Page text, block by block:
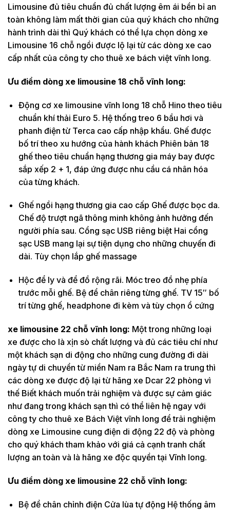
Limousine đủ tiêu chuẩn đủ chất lượng êm ái bền bỉ an
toàn không làm mất thời gian của quý khách cho những
hành trình dài thì Quý khách có thể lựa chọn dòng xe
Limousine 16 chỗ ngồi được lộ lại từ các dòng xe cao
cấp nhất của công ty cho thuê xe bách việt vĩnh long.
Ưu điểm dòng xe limousine 18 chỗ vĩnh long:
Động cơ xe limousine vĩnh long 18 chỗ Hino theo tiêu
chuẩn khí thải Euro 5. Hệ thống treo 6 bầu hơi và
phanh điện từ Terca cao cấp nhập khẩu. Ghế được
bố trí theo xu hướng của hành khách Phiên bản 18
ghế theo tiêu chuẩn hạng thương gia máy bay được
sắp xếp 2 + 1, đáp ứng được nhu cầu cá nhân hóa
của từng khách.
Ghế ngồi hạng thương gia cao cấp Ghế được bọc da.
Chế độ trượt ngã thông minh không ảnh hưởng đến
người phía sau. Cổng sạc USB riêng biệt Hai cổng
sạc USB mang lại sự tiện dụng cho những chuyến đi
dài. Tùy chọn lắp ghế massage
Hộc để ly và để đồ rộng rãi. Móc treo đồ nhẹ phía
trước mỗi ghế. Bệ để chân riêng từng ghế. TV 15″ bố
trí từng ghế, headphone đi kèm và tùy chọn ổ cứng
xe limousine 22 chỗ vĩnh long: Một trong những loại
xe được cho là xịn sò chất lượng và đủ các tiêu chí như
một khách sạn di động cho những cung đường đi dài
ngày tự di chuyển từ miền Nam ra Bắc Nam ra trung thì
các dòng xe được độ lại từ hãng xe Dcar 22 phòng vì
thế Biết khách muốn trải nghiệm và được sự cảm giác
như đang trong khách sạn thì có thể liên hệ ngay với
công ty cho thuê xe Bách Việt vĩnh long để trải nghiệm
dòng xe Limousine cung điện di động 22 độ và phòng
cho quý khách tham khảo với giá cả cạnh tranh chất
lượng an toàn và là hãng xe độc quyền tại Vĩnh long.
Ưu điểm dòng xe limousine 22 chỗ vĩnh long:
Bệ để chân chỉnh điện Cửa lùa tự động Hệ thống âm